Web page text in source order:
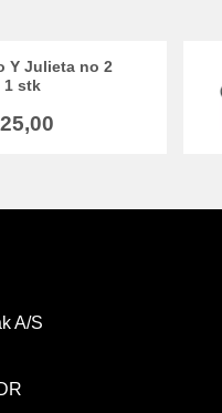
Y Julieta no 2
1 stk
A/S